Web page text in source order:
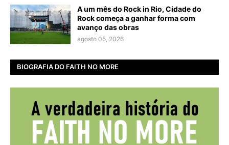
A um mês do Rock in Rio, Cidade do
Rock começa a ganhar forma com
avanço das obras
agosto 05, 2026
BIOGRAFIA DO FAITH NO MORE